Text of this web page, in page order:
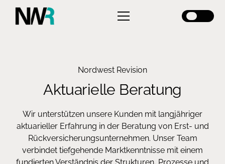
Nordwest Revision
Aktuarielle Beratung
Wir unterstützen unsere Kunden mit langjähriger
aktuarieller Erfahrung in der Beratung von Erst‑ und
Rückversicherungsunternehmen. Unser Team
verbindet tiefgehende Marktkenntnisse mit einem